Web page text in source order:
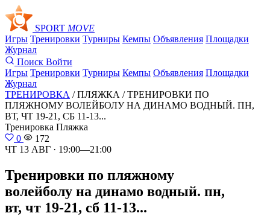
SPORT MOVE
Игры Тренировки Турниры Кемпы Объявления Площадки
Журнал
Поиск Войти
Игры Тренировки Турниры Кемпы Объявления Площадки
Журнал
ТРЕНИРОВКА / ПЛЯЖКА /ТРЕНИРОВКИ ПО
ПЛЯЖНОМУ ВОЛЕЙБОЛУ НА ДИНАМО ВОДНЫЙ. ПН,
ВТ, ЧТ 19-21, СБ 11-13...
Тренировка Пляжка
0
172
ЧТ 13 АВГ · 19:00—21:00
Тренировки по пляжному
волейболу на динамо водный. пн,
вт, чт 19-21, сб 11-13...